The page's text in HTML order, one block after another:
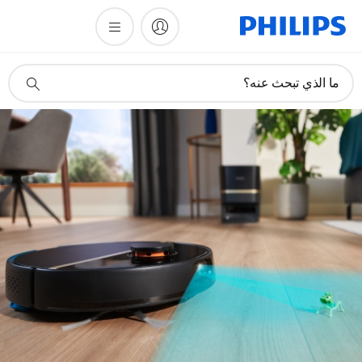
دعم
ما الذي تبحث عنه؟